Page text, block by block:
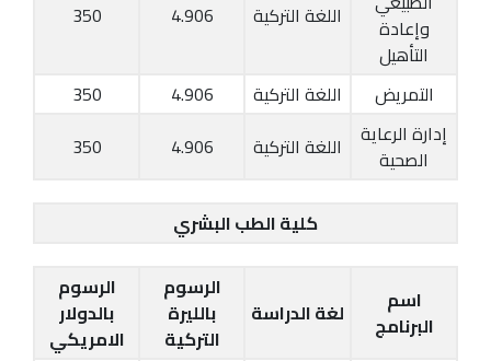
وإعادة
التأهيل
اللغة التركية 4.906
350
التمريض اللغة التركية 4.906
350
إدارة الرعاية
الصحية
اللغة التركية 4.906
350
كلية الطب البشري
اسم
البرنامج
لغة الدراسة
الرسوم
بالليرة
التركية
الرسوم
بالدولار
الامريكي